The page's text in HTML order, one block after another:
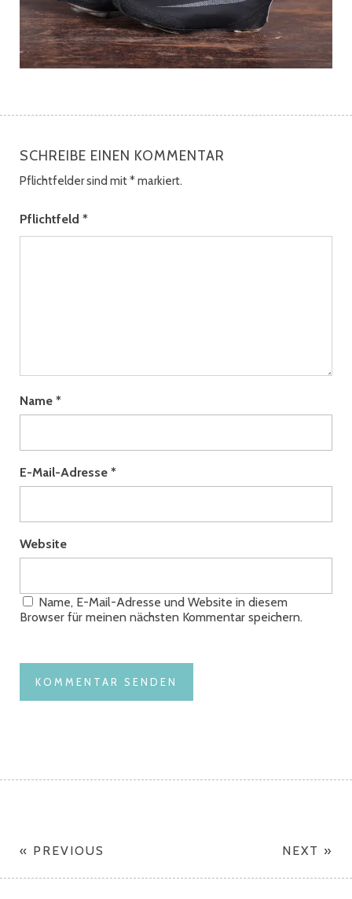
SCHREIBE EINEN KOMMENTAR
Pflichtfelder sind mit*markiert.
Pflichtfeld *
Name *
E-Mail-Adresse *
Website
Name, E-Mail-Adresse und Website in diesem
Browser für meinen nächsten Kommentar speichern.
« PREVIOUS NEXT »